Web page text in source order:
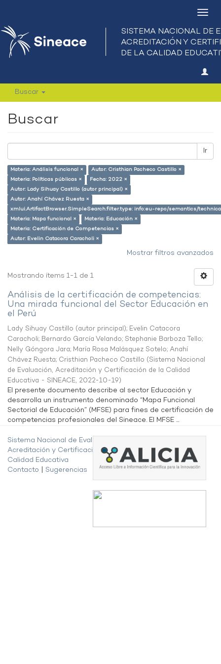
Buscar
Buscar
Ir
Materia: Análisis funcional ×
Autor: Cristhian Pacheco Castillo ×
Materia: Políticas públicas ×
Fecha: 2022 ×
Autor: Lady Sihuay Castillo (autor principal) ×
Autor: Anahí Chávez Ruesta ×
xmlui.ArtifactBrowser.SimpleSearch.filter.type: info:eu-repo/semantics/
Materia: Mapa funcional ×
Materia: Educación ×
Materia: Certificación de Competencias ×
Autor: Evelin Catacora Caracholi ×
Mostrar filtros avanzados
Mostrando ítems 1-1 de 1
Análisis de la certificación de competencias:
Una mirada funcional del Sector Educación en
el Perú
Lady Sihuay Castillo (autor principal); Evelin Catacora
Caracholi; Bernardo García Velando; Stephanie Barboza Tello;
Nelly Góngora Jara; María Rosa Malásquez Sotelo; Anahí
Chávez Ruesta; Cristhian Pacheco Castillo (Sistema Nacional
de Evaluación, Acreditación y Certificación de la Calidad
Educativa - SINEACE, 2022-10-19)
El presente documento describe al sector Educación y
desarrolla un instrumento denominado “Mapa Funcional
Sectorial de Educación” (MFSE) para fines de certificación de
competencias profesionales del Sineace. El MFSE ...
Sistema Nacional de Evaluación,
Acreditación y Certificación de la
Calidad Educativa
Contacto
Sugerencias